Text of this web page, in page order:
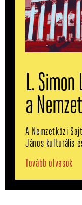
L.
a
A Nemzetközi
János kulturális
Tovább olvasok